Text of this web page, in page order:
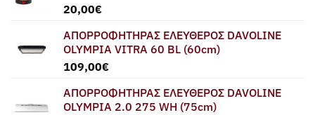
20,00€
ΑΠΟΡΡΟΦΗΤΗΡΑΣ ΕΛΕΥΘΕΡΟΣ DAVOLINE
OLYMPIA VITRA 60 BL (60cm)
109,00€
ΑΠΟΡΡΟΦΗΤΗΡΑΣ ΕΛΕΥΘΕΡΟΣ DAVOLINE
OLYMPIA 2.0 275 WH (75cm)